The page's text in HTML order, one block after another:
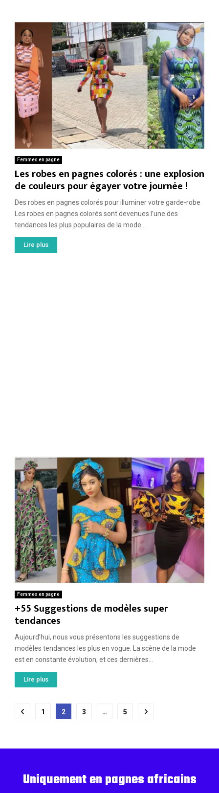
Femmes en pagne
Les robes en pagnes colorés : une explosion
de couleurs pour égayer votre journée !
Des robes en pagnes colorés pour illuminer votre garde-robe
Les robes en pagnes colorés sont devenues l’une des
tendances les plus populaires de la mode...
Lire plus
Femmes en pagne
+55 Suggestions de modèles super
tendances
Aujourd’hui, nous vous présentons les suggestions de
modèles tendances les plus en vogue. La scène de la mode
est en constante évolution, et ces dernières...
Lire plus
Pagination
publications
1 2 3 … 5
Uniquement en pagnes africains